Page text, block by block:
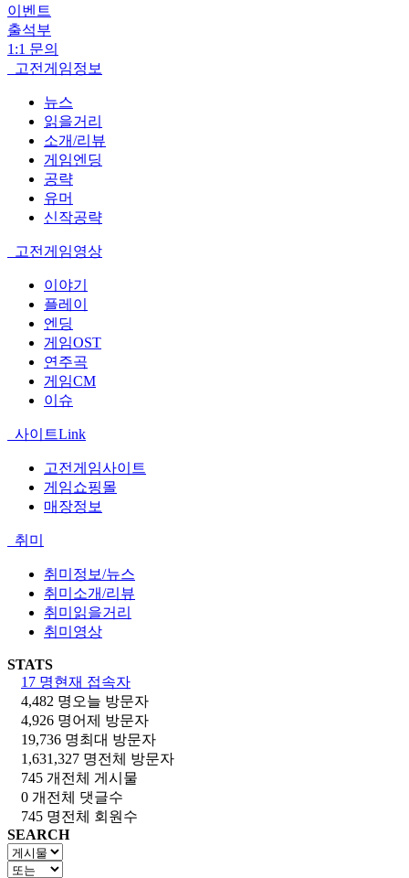
이벤트
출석부
1:1 문의
고전게임정보
뉴스
읽을거리
소개/리뷰
게임엔딩
공략
유머
신작공략
고전게임영상
이야기
플레이
엔딩
게임OST
연주곡
게임CM
이슈
사이트Link
고전게임사이트
게임쇼핑몰
매장정보
취미
취미정보/뉴스
취미소개/리뷰
취미읽을거리
취미영상
STATS
17 명현재 접속자
4,482 명 오늘 방문자
4,926 명어제 방문자
19,736 명최대 방문자
1,631,327 명전체 방문자
745 개 전체 게시물
0 개 전체 댓글수
745 명전체 회원수
SEARCH